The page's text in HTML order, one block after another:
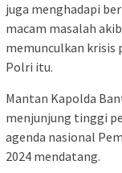
juga menghadapi
macam masalah
memunculkan krisis
Polri itu.
Mantan Kapolda
menjunjung tinggi
agenda nasional
2024 mendatang.